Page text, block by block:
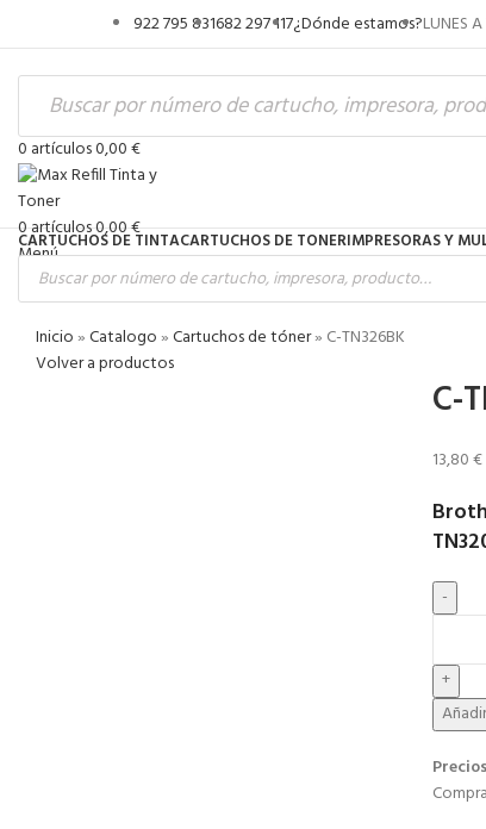
922 795 831682 297 117¿Dónde estamos?LUNES
NOTICIASCONTACTA
Acceso / Registro
0 artículos0,00€
0artículos0,00€
Menú
CARTUCHOS DE TINTACARTUCHOS DE TONERIMPRESORAS Y
Inicio»Catalogo»Cartuchos de tóner» C-TN326BK
Volver a productos
C-
13,80€